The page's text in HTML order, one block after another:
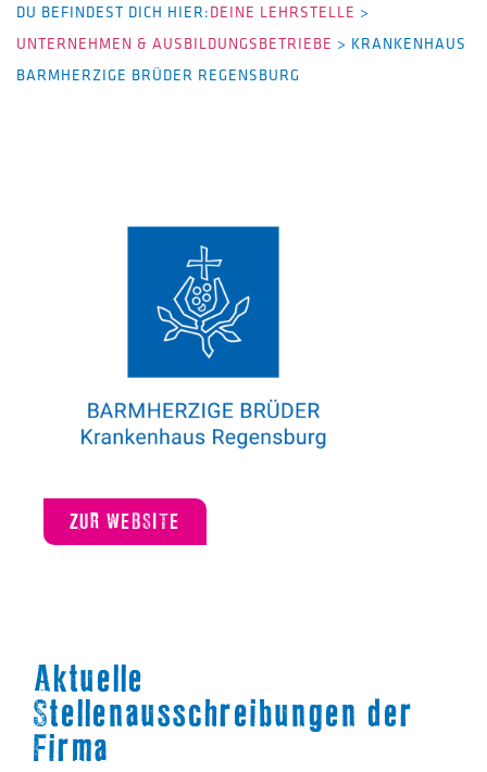
DU BEFINDEST DICH HIER:DEINE LEHRSTELLE >
UNTERNEHMEN & AUSBILDUNGSBETRIEBE > KRANKENHAUS
BARMHERZIGE BRÜDER REGENSBURG
ZUR WEBSITE
Aktuelle
Stellenausschreibungen der
Firma